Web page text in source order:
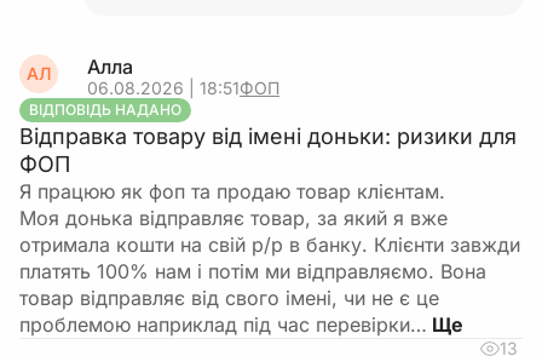
АЛ Алла
06.08.2026 | 18:51ФОП
ВІДПОВІДЬ НАДАНО
Відправка товару від імені доньки: ризики для
ФОП
Я працюю як фоп та продаю товар клієнтам.
Моя донька відправляє товар, за який я вже
отримала кошти на свій р/р в банку. Клієнти завжди
платять 100% нам і потім ми відправляємо. Вона
товар відправляє від свого імені, чи не є це
проблемою наприклад під час перевірки…
13